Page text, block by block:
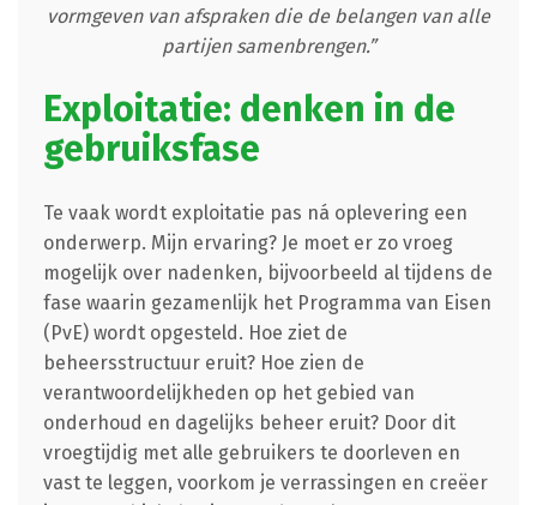
vormgeven van afspraken die de belangen van alle
partijen samenbrengen.”
Exploitatie: denken in de
gebruiksfase
Te vaak wordt exploitatie pas ná oplevering een
onderwerp. Mijn ervaring? Je moet er zo vroeg
mogelijk over nadenken, bijvoorbeeld al tijdens de
fase waarin gezamenlijk het Programma van Eisen
(PvE) wordt opgesteld. Hoe ziet de
beheersstructuur eruit? Hoe zien de
verantwoordelijkheden op het gebied van
onderhoud en dagelijks beheer eruit? Door dit
vroegtijdig met alle gebruikers te doorleven en
vast te leggen, voorkom je verrassingen en creëer